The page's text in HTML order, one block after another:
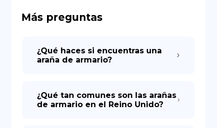
DE
Más preguntas
¿Qué haces si encuentras una
araña de armario?
¿Qué tan comunes son las arañas
de armario en el Reino Unido?